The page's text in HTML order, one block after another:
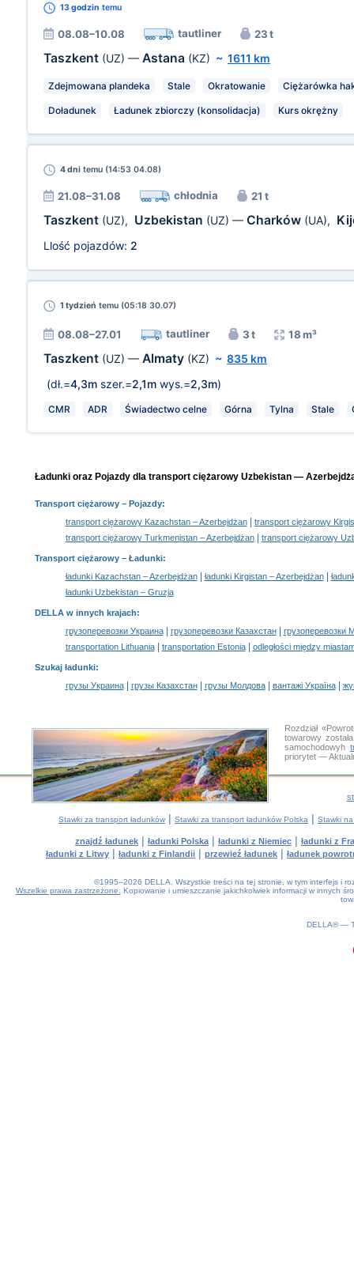
13 godzin temu
08.08–10.08 tautliner 23 t
Taszkent (UZ) — Astana (KZ) ~ 1611 km
Zdejmowana plandeka Stale Okratowanie Ciężarówka
Doładunek Ładunek zbiorczy (konsolidacja) Kurs okrężny
4 dni temu (14:53 04.08)
21.08–31.08 chłodnia 21 t
Taszkent (UZ), Uzbekistan (UZ) — Charków (UA),
Llość pojazdów: 2
1 tydzień temu (05:18 30.07)
08.08–27.01 tautliner 3 t 18 m³
Taszkent (UZ) — Almaty (KZ) ~ 835 km
(dł.=4,3m szer.=2,1m wys.=2,3m)
CMR ADR Świadectwo celne Górna Tylna Stale
Ładunki oraz Pojazdy dla transport ciężarowy Uzbekistan —
Transport ciężarowy– Pojazdy:
transport ciężarowy Kazachstan – Azerbejdżan|
transport ciężarowy
transport ciężarowy Turkmenistan – Azerbejdżan| transport ciężarowy
Transport ciężarowy – Ładunki:
ładunki Kazachstan – Azerbejdżan| ładunki Kirgistan – Azerbejdżan|
ładunki Uzbekistan – Gruzja
DELLA w innych krajach:
грузоперевозки Украина| грузоперевозки Казахстан|
грузоперевозки
transportation Lithuania| transportation Estonia| odległości między
Szukaj ładunki:
грузы Украина| грузы Казахстан| грузы Молдова| вантажі Україна|
Rozdział
towarowy
samochodowyh
priorytet —
Stawki za transport ładunków | Stawki za transport ładunków Polska | Stawki
znajdź ładunek | ładunki Polska | ładunki z Niemiec | ładunki z
ładunki z Litwy | ładunki z Finlandii | przewieź ładunek | ładunek
©1995–2026 DELLA. Wszystkie treści na tej stronie, w tym interfejs i
Wszelkie prawa zastrzeżone.
Kopiowanie i umieszczanie jakichkolwiek informacji w innych
DELLA® —